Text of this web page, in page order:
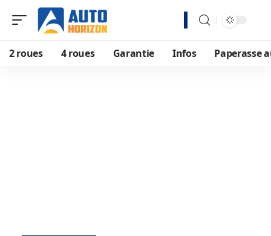
2 roues 4 roues Garantie Infos Paperasse